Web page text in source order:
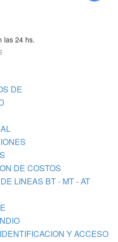
las 24 hs.
DE
DE COSTOS
LINEAS BT - MT - AT
Y ACCESO